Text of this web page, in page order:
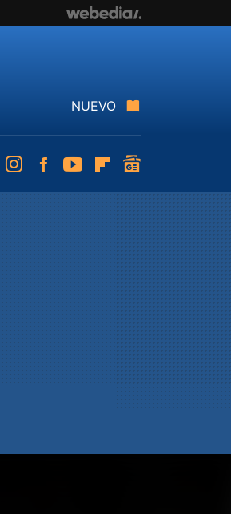
NUEVO
InstagramFacebookYoutubeFlipboard